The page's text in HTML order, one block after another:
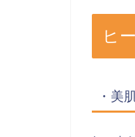
ヒ
・美